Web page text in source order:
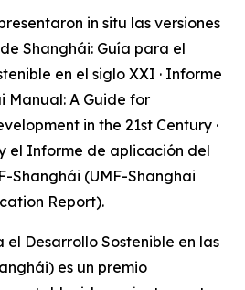
in situ las versiones
Shanghái: Guía para el
en el siglo XXI · Informe
Manual: A Guide for
in the 21st Century ·
el Informe de aplicación del
Shanghái (UMF-Shanghai
Report).
el Desarrollo Sostenible en las
es un premio